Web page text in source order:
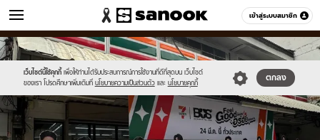
เข้าสู่ระบบสมาชิก
ข่าว หมวดอื่นๆ
เว็บไซต์นี้ใช้คุกกี้ เพื่อให้ท่านได้รับประสบการณ์การใช้งานที่ดีที่สุดบน เว็บไซต์
ของเรา โปรดศึกษาเพิ่มเติมที่ นโยบายความเป็นส่วนตัว และ นโยบายคุกกี้
ตกลง
Sanook
//s.isanook.com/sr/0/images/logo-
new-
sanook.png
600
60
//s.isanook.com/ns/0/ud/1957/9788726/new-
thumbnail1200x720(5)
(2).jpg